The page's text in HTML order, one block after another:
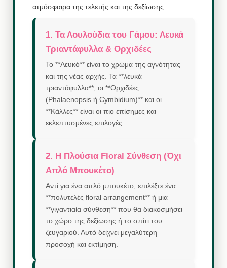
ατμόσφαιρα της τελετής και της δεξίωσης:
1. Τα Λουλούδια του Γάμου: Λευκά
Τριαντάφυλλα & Ορχιδέες
Το **Λευκό** είναι το χρώμα της αγνότητας
και της νέας αρχής. Τα **λευκά
τριαντάφυλλα**, οι **Ορχιδέες
(Phalaenopsis ή Cymbidium)** και οι
**Κάλλες** είναι οι πιο επίσημες και
εκλεπτυσμένες επιλογές.
2. Η Πλούσια Floral Σύνθεση (Όχι
Απλό Μπουκέτο)
Αντί για ένα απλό μπουκέτο, επιλέξτε ένα
**πολυτελές floral arrangement** ή μια
**γιγαντιαία σύνθεση** που θα διακοσμήσει
το χώρο της δεξίωσης ή το σπίτι του
ζευγαριού. Αυτό δείχνει μεγαλύτερη
προσοχή και εκτίμηση.